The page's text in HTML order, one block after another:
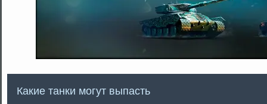
Какие танки могут выпасть